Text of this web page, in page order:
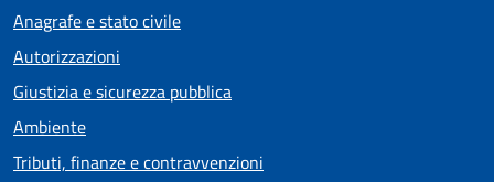
Anagrafe e stato civile
Autorizzazioni
Giustizia e sicurezza pubblica
Ambiente
Tributi, finanze e contravvenzioni